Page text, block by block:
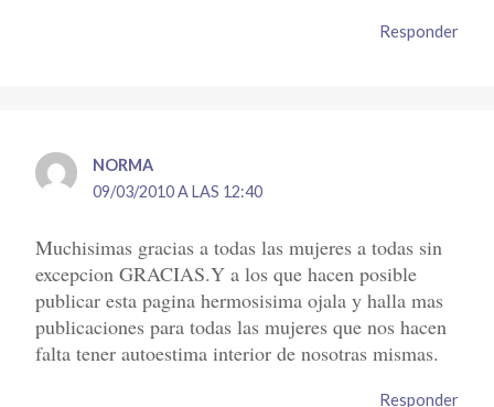
Responder
NORMA
09/03/2010 A LAS 12:40
Muchisimas gracias a todas las mujeres a todas sin
excepcion GRACIAS.Y a los que hacen posible
publicar esta pagina hermosisima ojala y halla mas
publicaciones para todas las mujeres que nos hacen
falta tener autoestima interior de nosotras mismas.
Responder